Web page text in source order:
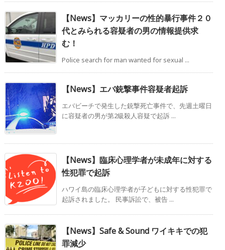
【News】マッカリーの性的暴行事件２０
代とみられる容疑者の男の情報提供求
む！
Police search for man wanted for sexual ...
【News】エバ銃撃事件容疑者起訴
エバビーチで発生した銃撃死亡事件で、先週土曜日
に容疑者の男が第2級殺人容疑で起訴 ...
【News】臨床心理学者が未成年に対する
性犯罪で起訴
ハワイ島の臨床心理学者が子どもに対する性犯罪で
起訴されました。 民事訴訟で、被告 ...
【News】Safe & Sound ワイキキでの犯
罪減少